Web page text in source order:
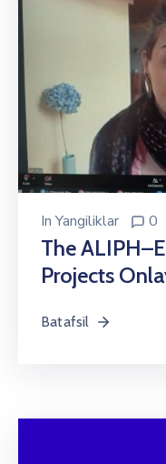
InYangiliklar 0
The
Projects
Batafsil